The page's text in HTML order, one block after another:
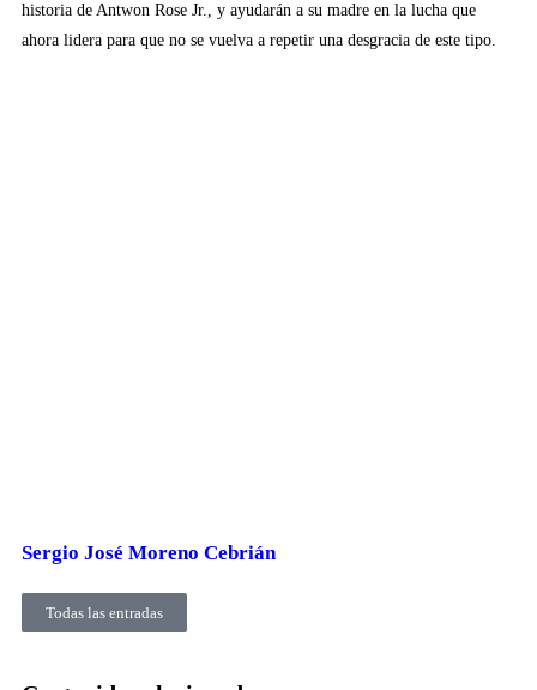
historia de Antwon Rose Jr., y ayudarán a su madre en la lucha que
ahora lidera para que no se vuelva a repetir una desgracia de este tipo.
Sergio José Moreno Cebrián
Todas las entradas